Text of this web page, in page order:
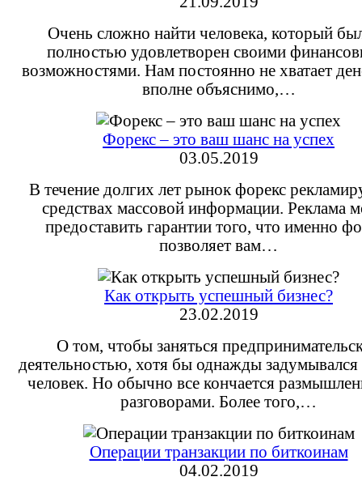
Очень сложно найти человека, который
полностью удовлетворен своими
возможностями. Нам постоянно не хватает
вполне объяснимо,…
Форекс – это ваш шанс на успех
03.05.2019
В течение долгих лет рынок форекс
средствах массовой информации. Реклама
предоставить гарантии того, что именно
позволяет вам…
Как открыть успешный бизнес?
23.02.2019
О том, чтобы заняться
деятельностью, хотя бы однажды
человек. Но обычно все кончается
разговорами. Более того,…
Операции транзакции по биткоинам
04.02.2019